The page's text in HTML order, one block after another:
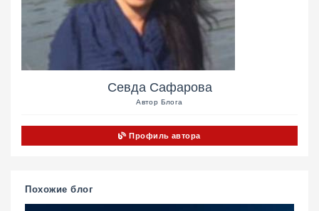
Севда Сафарова
Автор Блога
Профиль автора
Похожие блог